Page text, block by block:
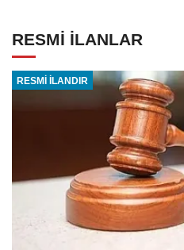
RESMİ İLANLAR
RESMİ İLANDIR